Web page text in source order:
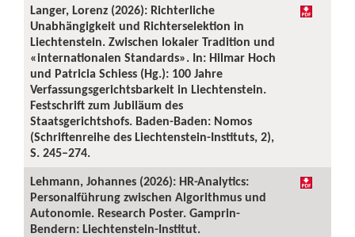
Langer, Lorenz (2026): Richterliche
Unabhängigkeit und Richterselektion in
Liechtenstein. Zwischen lokaler Tradition und
«internationalen Standards». In: Hilmar Hoch
und Patricia Schiess (Hg.): 100 Jahre
Verfassungsgerichtsbarkeit in Liechtenstein.
Festschrift zum Jubiläum des
Staatsgerichtshofs. Baden-Baden: Nomos
(Schriftenreihe des Liechtenstein-Instituts, 2),
S. 245–274.
Lehmann, Johannes (2026): HR-Analytics:
Personalführung zwischen Algorithmus und
Autonomie. Research Poster. Gamprin-
Bendern: Liechtenstein-Institut.